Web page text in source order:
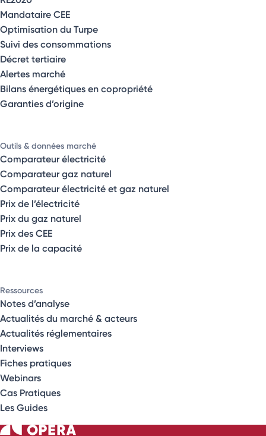
Mandataire CEE
Optimisation du Turpe
Suivi des consommations
Décret tertiaire
Alertes marché
Bilans énergétiques en copropriété
Garanties d’origine
Outils & données marché
Comparateur électricité
Comparateur gaz naturel
Comparateur électricité et gaz naturel
Prix de l’électricité
Prix du gaz naturel
Prix des CEE
Prix de la capacité
Ressources
Notes d’analyse
Actualités du marché & acteurs
Actualités réglementaires
Interviews
Fiches pratiques
Webinars
Cas Pratiques
Les Guides